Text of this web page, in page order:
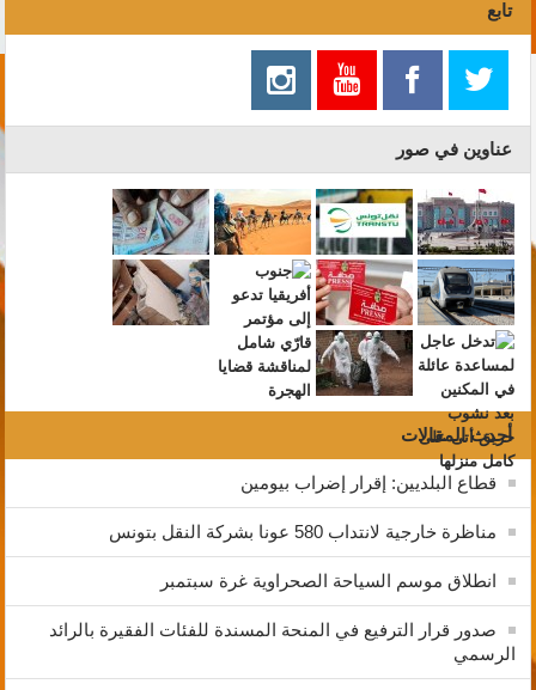
تابع
عناوين في صور
أحدث المقالات
قطاع البلديين: إقرار إضراب بيومين
مناظرة خارجية لانتداب 580 عونا بشركة النقل بتونس
انطلاق موسم السياحة الصحراوية غرة سبتمبر
صدور قرار الترفيع في المنحة المسندة للفئات الفقيرة بالرائد
الرسمي